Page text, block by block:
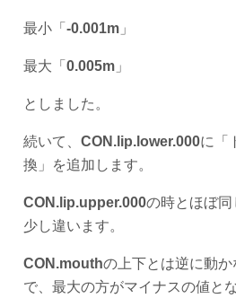
最小「 -0.001m」
最大「 0.005m」
としました。
続いて、 CON.lip.lower.000に「
換」を追加します。
CON.lip.upper.000の時とほぼ
少し違います。
CON.mouthの上下とは逆に動
で、最大の方がマイナスの値と